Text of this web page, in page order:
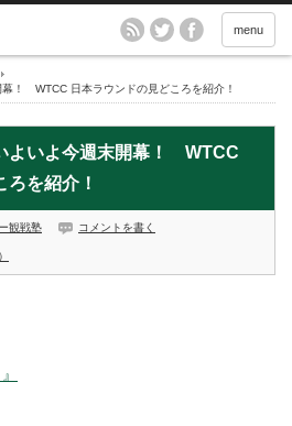
menu
幕！ WTCC 日本ラウンドの見どころを紹介！
よいよ今週末開幕！ WTCC
ろを紹介！
観戦塾 コメントを書く